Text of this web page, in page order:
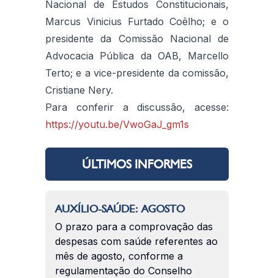
Nacional de Estudos Constitucionais,
Marcus Vinicius Furtado Coêlho; e o
presidente da Comissão Nacional de
Advocacia Pública da OAB, Marcello
Terto; e a vice-presidente da comissão,
Cristiane Nery.
Para conferir a discussão, acesse:
https://youtu.be/VwoGaJ_gm1s
ÚLTIMOS INFORMES
AUXÍLIO-SAÚDE: AGOSTO
O prazo para a comprovação das
despesas com saúde referentes ao
mês de agosto, conforme a
regulamentação do Conselho